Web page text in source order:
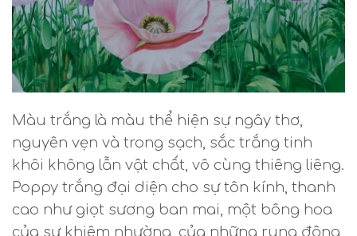
Màu trắng là màu thể hiện sự ngây thơ,
nguyên vẹn và trong sạch, sắc trắng tinh
khôi không lẫn vật chất, vô cùng thiêng liêng.
Poppy trắng đại diện cho sự tôn kính, thanh
cao như giọt sương ban mai, một bông hoa
của sự khiêm nhường, của những rung động